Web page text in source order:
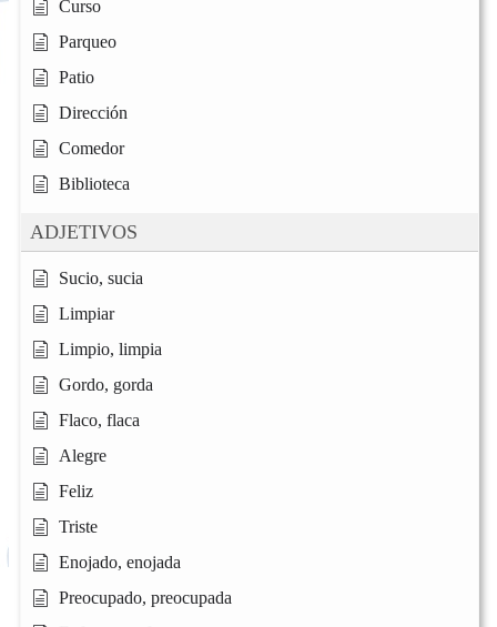
Curso
Parqueo
Patio
Dirección
Comedor
Biblioteca
ADJETIVOS
Sucio, sucia
Limpiar
Limpio, limpia
Gordo, gorda
Flaco, flaca
Alegre
Feliz
Triste
Enojado, enojada
Preocupado, preocupada